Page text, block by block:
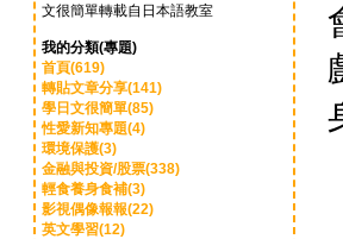
文很簡單轉載自日本語教室
我的分類(專題)
首頁(619)
轉貼文章分享(141)
學日文很簡單(85)
性愛新知專題(4)
環境保護(3)
金融與投資/股票(338)
輕食養身食補(3)
影視偶像報報(22)
英文學習(12)